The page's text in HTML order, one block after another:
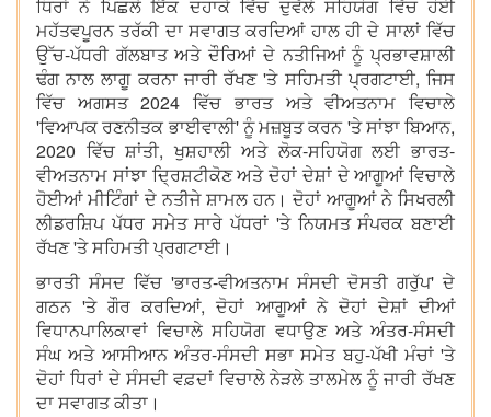
ਧਿਰਾਂ ਨੇ ਪਿਛਲੇ ਇੱਕ ਦਹਾਕੇ ਵਿੱਚ ਦੁਵੱਲੇ ਸਹਿਯੋਗ ਵਿੱਚ ਹੋਈ
ਮਹੱਤਵਪੂਰਨ ਤਰੱਕੀ ਦਾ ਸਵਾਗਤ ਕਰਦਿਆਂ ਹਾਲ ਹੀ ਦੇ ਸਾਲਾਂ ਵਿੱਚ
ਉੱਚ-ਪੱਧਰੀ ਗੱਲਬਾਤ ਅਤੇ ਦੌਰਿਆਂ ਦੇ ਨਤੀਜਿਆਂ ਨੂੰ ਪ੍ਰਭਾਵਸ਼ਾਲੀ
ਢੰਗ ਨਾਲ ਲਾਗੂ ਕਰਨਾ ਜਾਰੀ ਰੱਖਣ 'ਤੇ ਸਹਿਮਤੀ ਪ੍ਰਗਟਾਈ, ਜਿਸ
ਵਿੱਚ ਅਗਸਤ 2024 ਵਿੱਚ ਭਾਰਤ ਅਤੇ ਵੀਅਤਨਾਮ ਵਿਚਾਲੇ
'ਵਿਆਪਕ ਰਣਨੀਤਕ ਭਾਈਵਾਲੀ' ਨੂੰ ਮਜ਼ਬੂਤ ਕਰਨ 'ਤੇ ਸਾਂਝਾ ਬਿਆਨ,
2020 ਵਿੱਚ ਸ਼ਾਂਤੀ, ਖੁਸ਼ਹਾਲੀ ਅਤੇ ਲੋਕ-ਸਹਿਯੋਗ ਲਈ ਭਾਰਤ-
ਵੀਅਤਨਾਮ ਸਾਂਝਾ ਦ੍ਰਿਸ਼ਟੀਕੋਣ ਅਤੇ ਦੋਹਾਂ ਦੇਸ਼ਾਂ ਦੇ ਆਗੂਆਂ ਵਿਚਾਲੇ
ਹੋਈਆਂ ਮੀਟਿੰਗਾਂ ਦੇ ਨਤੀਜੇ ਸ਼ਾਮਲ ਹਨ। ਦੋਹਾਂ ਆਗੂਆਂ ਨੇ ਸਿਖਰਲੀ
ਲੀਡਰਸ਼ਿਪ ਪੱਧਰ ਸਮੇਤ ਸਾਰੇ ਪੱਧਰਾਂ 'ਤੇ ਨਿਯਮਤ ਸੰਪਰਕ ਬਣਾਈ
ਰੱਖਣ 'ਤੇ ਸਹਿਮਤੀ ਪ੍ਰਗਟਾਈ।
ਭਾਰਤੀ ਸੰਸਦ ਵਿੱਚ 'ਭਾਰਤ-ਵੀਅਤਨਾਮ ਸੰਸਦੀ ਦੋਸਤੀ ਗਰੁੱਪ' ਦੇ
ਗਠਨ 'ਤੇ ਗੌਰ ਕਰਦਿਆਂ, ਦੋਹਾਂ ਆਗੂਆਂ ਨੇ ਦੋਹਾਂ ਦੇਸ਼ਾਂ ਦੀਆਂ
ਵਿਧਾਨਪਾਲਿਕਾਵਾਂ ਵਿਚਾਲੇ ਸਹਿਯੋਗ ਵਧਾਉਣ ਅਤੇ ਅੰਤਰ-ਸੰਸਦੀ
ਸੰਘ ਅਤੇ ਆਸੀਆਨ ਅੰਤਰ-ਸੰਸਦੀ ਸਭਾ ਸਮੇਤ ਬਹੁ-ਪੱਖੀ ਮੰਚਾਂ 'ਤੇ
ਦੋਹਾਂ ਧਿਰਾਂ ਦੇ ਸੰਸਦੀ ਵਫ਼ਦਾਂ ਵਿਚਾਲੇ ਨੇੜਲੇ ਤਾਲਮੇਲ ਨੂੰ ਜਾਰੀ ਰੱਖਣ
ਦਾ ਸਵਾਗਤ ਕੀਤਾ।